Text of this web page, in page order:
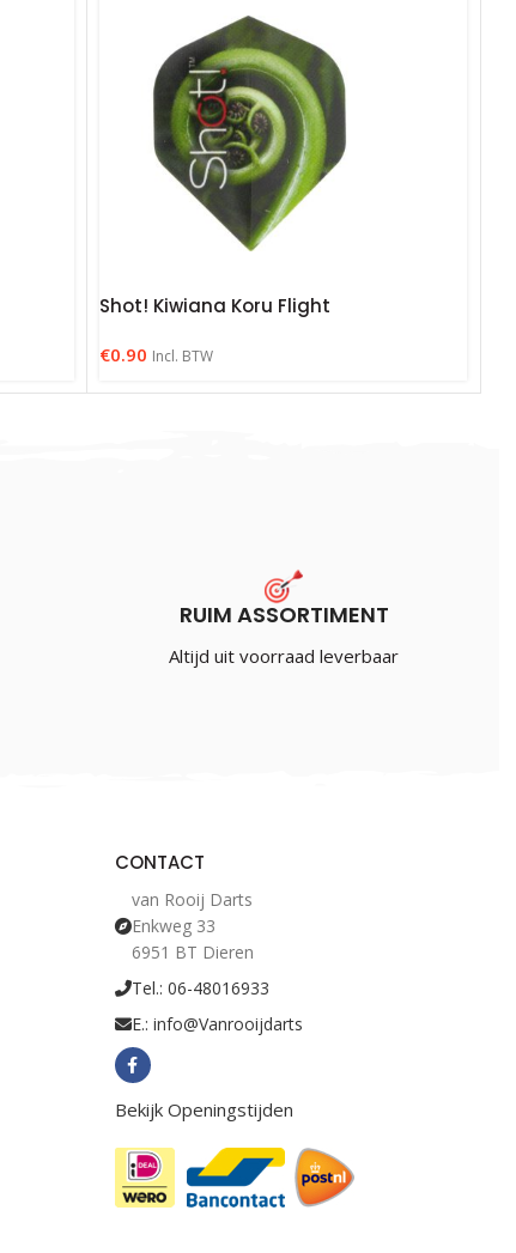
Shot! Kiwiana Koru Flight
€0.90 Incl. BTW
RUIM ASSORTIMENT
Altijd uit voorraad leverbaar
CONTACT
van Rooij Darts
Enkweg 33
6951 BT Dieren
Tel.: 06-48016933
E.: info@Vanrooijdarts
Bekijk Openingstijden